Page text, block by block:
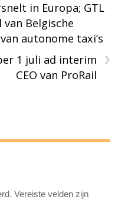
in Europa; GTL
Belgische
autonome taxi’s
›
1 juli ad interim
CEO van ProRail
Vereiste velden zijn